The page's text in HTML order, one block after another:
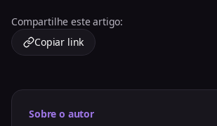
Compartilhe este artigo:
Copiar link
Sobre o autor